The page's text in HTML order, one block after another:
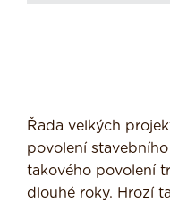
Řada velkých
povolení
takového povolení
dlouhé roky. Hrozí